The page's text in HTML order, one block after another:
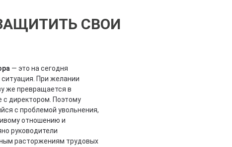
СВОИ
— это на сегодня
При желании
же превращается в
с директором. Поэтому
с проблемой увольнения,
отношению и
руководители
расторжениям трудовых